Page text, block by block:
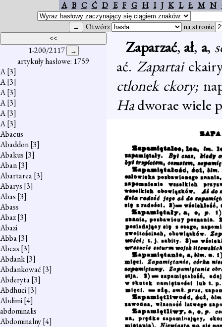
A B C Ć D E F G H I J K L Ł M N
Otwórz na stronie
1-200/2117
artykuły hasłowe: 1759
A[3]
A[3]
A[3]
A[3]
A[3]
A[3]
Abacus
Abaddon[3]
Abakus [3]
Aban[3]
Abartarea[3]
Abarys [3]
Abas [3]
Abass
Abaz[3]
Abazi
Abba[3]
Abcas [3]
Abdank[3]
Abdankować [3]
Abderyta[3]
Abdhuci[3]
Abdimi[4]
abdominalis
Abdominalny[4]
Zaparzać, ał, a,
ać. Zapartai
ctlonek ckory;
Hadworae wiele